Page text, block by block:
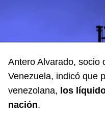
Antero Alvarado, socio
Venezuela, indicó que
venezolana, los
nación.